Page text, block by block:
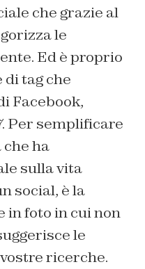
che grazie al
le
Ed è proprio
di tag che
Facebook,
Per semplificare
che ha
sulla vita
social, è la
in foto in cui non
le
ricerche.